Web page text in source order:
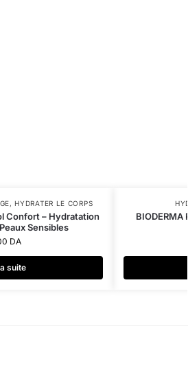
,HYDRATER LE CORPS
Confort – Hydratation
Sensibles
DA
suite
BIODERMA